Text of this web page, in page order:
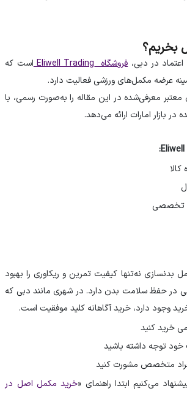
بخریم؟
اعتماد در دبی،فروشگاه Eliwell Trading
است که
عرضه مکمل‌های ورزشی فعالیت دارد.
معرفی‌شده در این مقاله را به‌صورت رسمی، با
بازار امارات ارائه می‌دهد.
تخصصی
بدنسازی نه‌تنها کیفیت تمرین و ریکاوری را بهبود
در حفظ سلامت بدن دارد. در شهری مانند دبی که
وجود دارد، خرید آگاهانه کلید موفقیت است.
خرید کنید
خود توجه داشته باشید
متخصص مشورت کنید
می‌کنیم ابتدا راهنمای «خرید مکمل اصل در